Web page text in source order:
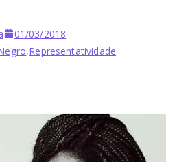
01/03/2018
,Representatividade